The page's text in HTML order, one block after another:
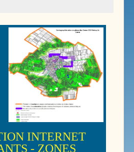
INTERNET
- ZONES